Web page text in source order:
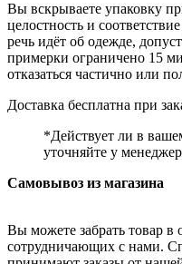
Вы вскрываете упаковку
целостность и
речь идёт об одежде,
примерки ограничено 15
отказаться частично или
Доставка бесплатна при
*Действует ли в
уточняйте у
Самовывоз из магазина
Вы можете забрать товар в
сотрудничающих с нами.